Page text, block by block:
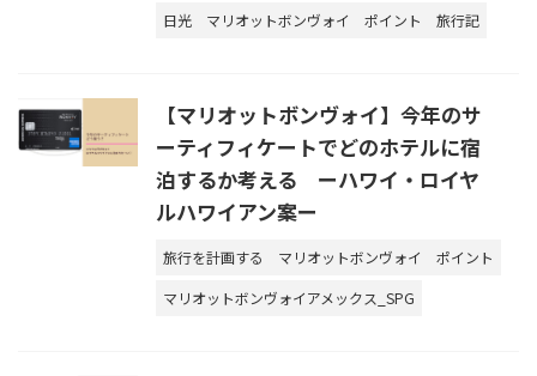
日光 マリオットボンヴォイ ポイント 旅行記
【マリオットボンヴォイ】今年のサ
ーティフィケートでどのホテルに宿
泊するか考える ーハワイ・ロイヤ
ルハワイアン案ー
旅行を計画する マリオットボンヴォイ
ポイント
マリオットボンヴォイアメックス_SPG